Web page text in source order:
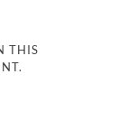
THIS